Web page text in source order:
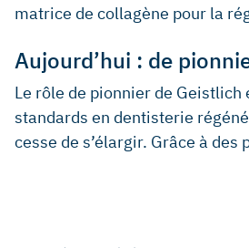
matrice de collagène pour la
Aujourd’hui : de
Le rôle de pionnier de Geistlich
standards en dentisterie
cesse de s’élargir. Grâce à